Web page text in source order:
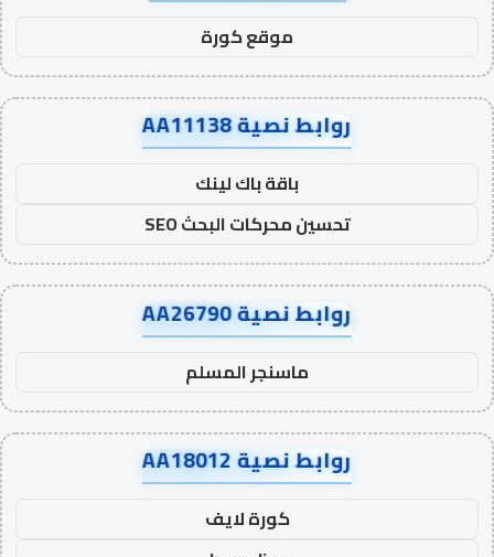
موقع كورة
روابط نصية AA11138
باقة باك لينك
تحسين محركات البحث SEO
روابط نصية AA26790
ماسنجر المسلم
روابط نصية AA18012
كورة لايف